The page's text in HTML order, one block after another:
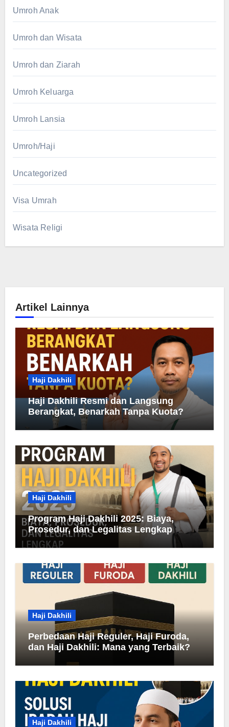
Umroh Anak
Umroh dan Wisata
Umroh dan Ziarah
Umroh Keluarga
Umroh Lansia
Umroh/Haji
Uncategorized
Visa Umrah
Wisata Religi
Artikel Lainnya
Haji Dakhili
Haji Dakhili Resmi dan Langsung
Berangkat, Benarkah Tanpa Kuota?
Haji Dakhili
Program Haji Dakhili 2025: Biaya,
Prosedur, dan Legalitas Lengkap
Haji Dakhili
Perbedaan Haji Reguler, Haji Furoda,
dan Haji Dakhili: Mana yang Terbaik?
Haji Dakhili